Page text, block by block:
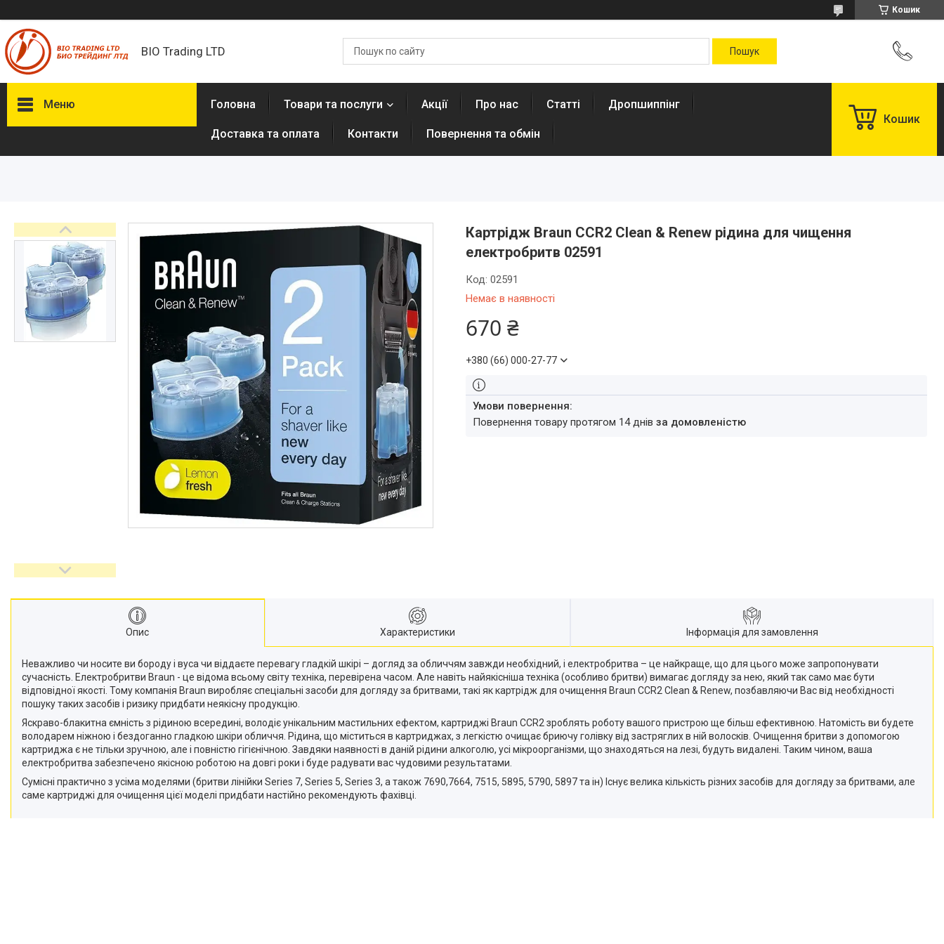
Кошик
BIO Trading LTD
Меню
Гігієна та здоров'я
Іграшки
Сумки, рюкзаки
Аксесуари з натуральної шкіри
(пітон, крокодил)
Взуття
Екіпірування для полювання та
Побутова хімія з Європи
Електричні зубні щітки
Про нас
Головна Товари та послуги Акції Про нас Статті Дропшиппінг
Доставка та оплата Контакти Повернення та обмін
Кошик
Картрідж Braun CCR2 Clean & Renew рідина для чищення
електробритв 02591
Немає в наявності
Код: 02591
670 ₴
+380 (66) 000-27-77
повернення товару протягом 14 днів за домовленістю
Опис Характеристики Інформація для замовлення
Неважливо чи носите ви бороду і вуса чи віддаєте перевагу гладкій шкірі – догляд за обличчям завжди необхідний, і електробритва – це найкраще, що для цього може запропонувати
сучасність. Електробритви Braun - це відома всьому світу техніка, перевірена часом. Але навіть найякісніша техніка (особливо бритви) вимагає догляду за нею, який так само має бути
відповідної якості. Тому компанія Braun виробляє спеціальні засоби для догляду за бритвами, такі як картрідж для очищення Braun CCR2 Clean & Renew, позбавляючи Вас від необхідності
пошуку таких засобів і ризику придбати неякісну продукцію.
Яскраво-блакитна ємність з рідиною всередині, володіє унікальним мастильних ефектом, картриджі Braun CCR2 зроблять роботу вашого пристрою ще більш ефективною. Натомість ви будете
володарем ніжною і бездоганно гладкою шкіри обличчя. Рідина, що міститься в картриджах, з легкістю очищає бриючу голівку від застряглих в ній волосків. Очищення бритви з допомогою
картриджа є не тільки зручною, але і повністю гігієнічною. Завдяки наявності в даній рідини алкоголю, усі мікроорганізми, що знаходяться на лезі, будуть видалені. Таким чином, ваша
електробритва забезпечено якісною роботою на довгі роки і буде радувати вас чудовими результатами.
Сумісні практично з усіма моделями (бритви лінійки Series 7, Series 5, Series 3, а також 7690,7664, 7515, 5895, 5790, 5897 та ін) Існує велика кількість різних засобів для догляду за бритвами, але
саме картриджі для очищення цієї моделі придбати настійно рекомендують фахівці.